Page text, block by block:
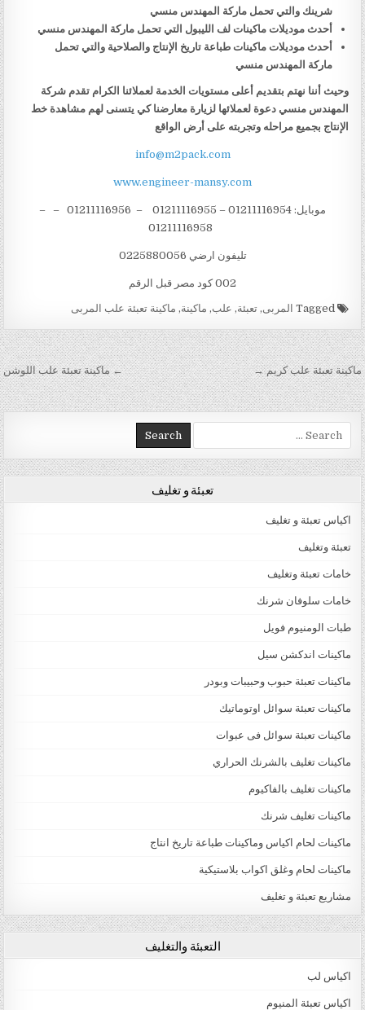
شرينك والتي تحمل ماركة المهندس منسي
أحدث موديلات ماكينات لف الليبول التي تحمل ماركة المهندس منسي
أحدث موديلات ماكينات طباعة تاريخ الإنتاج والصلاحية والتي تحمل
ماركة المهندس منسي
وحيث أننا نهتم بتقديم أعلى مستويات الخدمة لعملائنا الكرام تقدم شركة
المهندس منسي دعوة لعملائها لزيارة معارضنا كي يتسنى لهم مشاهدة خط
الإنتاج بجميع مراحله وتجربته على أرض الواقع
info@m2pack.com
www.engineer-mansy.com
موبايل: 01211116954 – 01211116955 – 01211116956 – –
تليفون ارضي 0225880056
002 كود مصر قبل الرقم
Tagged المربى,تعبئة, علب, ماكينة, ماكينة تعبئة علب المربى
تصفّح المقالات ← ماكينة تعبئة علب اللوشن ماكينة تعبئة علب كريم →
Search for:
تعبئة و تغليف
اكياس تعبئة و تغليف
تعبئة وتغليف
خامات تعبئة وتغليف
خامات سلوفان شرنك
طبات الومنيوم فويل
ماكينات اندكشن سيل
ماكينات تعبئة حبوب وحبيبات وبودر
ماكينات تعبئة سوائل اوتوماتيك
ماكينات تعبئة سوائل فى عبوات
ماكينات تغليف بالشرنك الحراري
ماكينات تغليف بالفاكيوم
ماكينات تغليف شرنك
ماكينات لحام اكياس وماكينات طباعة تاريخ انتاج
ماكينات لحام وغلق اكواب بلاستيكية
مشاريع تعبئة و تغليف
التعبئة والتغليف
اكياس لب
اكياس تعبئة المنيوم